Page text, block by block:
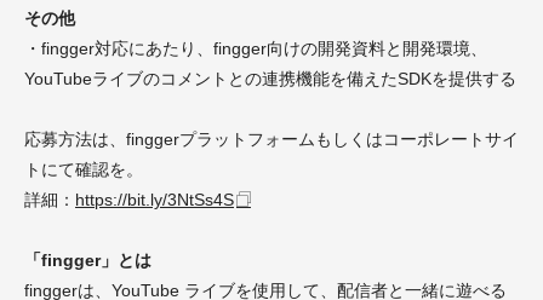
その他
・fingger対応にあたり、fingger向けの開発資料と開発環境、
YouTubeライブのコメントとの連携機能を備えたSDKを提供する
応募方法は、finggerプラットフォームもしくはコーポレートサイ
トにて確認を。
詳細： https://bit.ly/3NtSs4S
「fingger」とは
finggerは、YouTube ライブを使用して、配信者と一緒に遊べる